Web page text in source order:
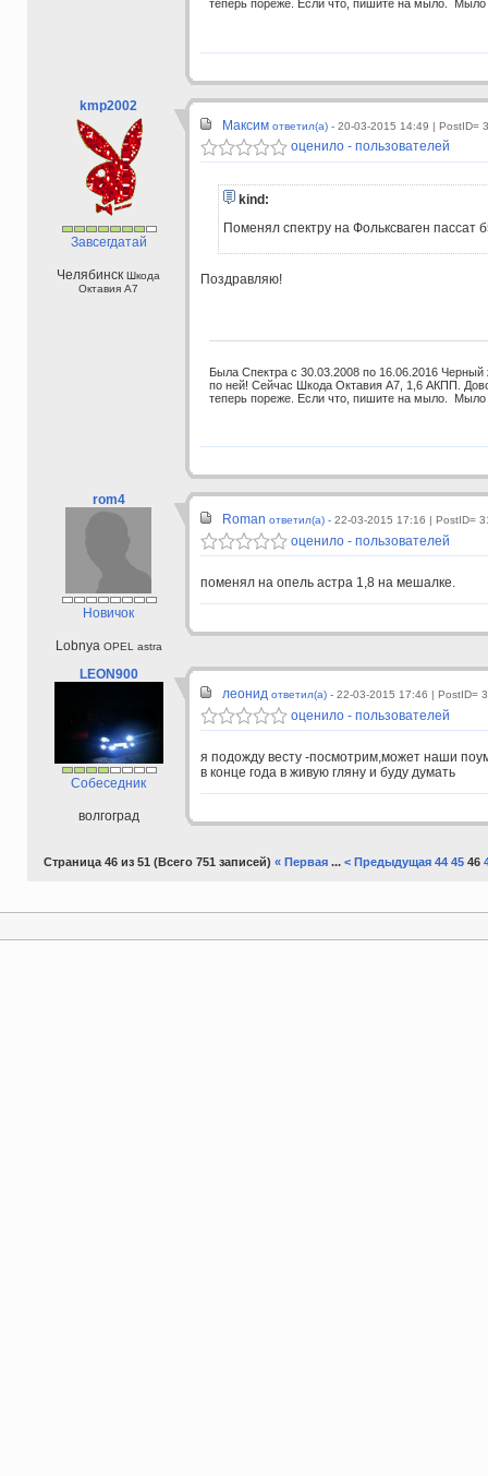
теперь пореже. Если что, пишите на мыло.
kmp2002
Завсегдатай
Челябинск Шкода
Октавия А7
Максим ответил(а) - 20-03-2015 14:49 | PostID=
оценило - пользователей
kind:
Поменял спектру на Фольксваген пассат
Поздравляю!
Была Спектра с 30.03.2008 по 16.06.2016
по ней! Сейчас Шкода Октавия А7, 1,6 АКПП.
теперь пореже. Если что, пишите на мыло.
rom4
Новичок
Lobnya OPEL astra
Roman ответил(а) - 22-03-2015 17:16 | PostID=
оценило - пользователей
поменял на опель астра 1,8 на мешалке.
LEON900
Собеседник
волгоград
леонид ответил(а) - 22-03-2015 17:46 | PostID=
оценило - пользователей
я подожду весту -посмотрим,может наши
в конце года в живую гляну и буду думать
Страница 46 из 51 (Всего 751 записей) « Первая... < Предыдущая 44 4546